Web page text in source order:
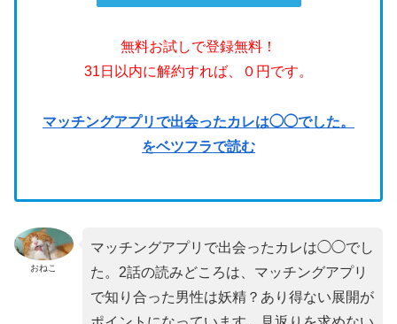
無料お試しで登録無料！
31日以内に解約すれば、０円です。
マッチングアプリで出会ったカレは◯◯でした。
をベツフラで読む
おねこ
マッチングアプリで出会ったカレは◯◯でし
た。2話の読みどころは、マッチングアプリ
で知り合った男性は妖精？あり得ない展開が